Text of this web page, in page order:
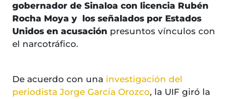
gobernador de Sinaloa con licencia Rubén
Rocha Moya y los señalados por Estados
Unidos en acusación presuntos vínculos con
el narcotráfico.
De acuerdo con una investigación del
periodista Jorge García Orozco, la UIF giró la